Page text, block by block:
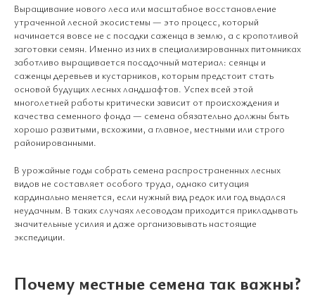
Выращивание нового леса или масштабное восстановление
утраченной лесной экосистемы — это процесс, который
начинается вовсе не с посадки саженца в землю, а с кропотливой
заготовки семян. Именно из них в специализированных питомниках
заботливо выращивается посадочный материал: сеянцы и
саженцы деревьев и кустарников, которым предстоит стать
основой будущих лесных ландшафтов. Успех всей этой
многолетней работы критически зависит от происхождения и
качества семенного фонда — семена обязательно должны быть
хорошо развитыми, всхожими, а главное, местными или строго
районированными.
В урожайные годы собрать семена распространенных лесных
видов не составляет особого труда, однако ситуация
кардинально меняется, если нужный вид редок или год выдался
неудачным. В таких случаях лесоводам приходится прикладывать
значительные усилия и даже организовывать настоящие
экспедиции.
Почему местные семена так важны?